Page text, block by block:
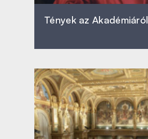
Tények az Akadémiáról